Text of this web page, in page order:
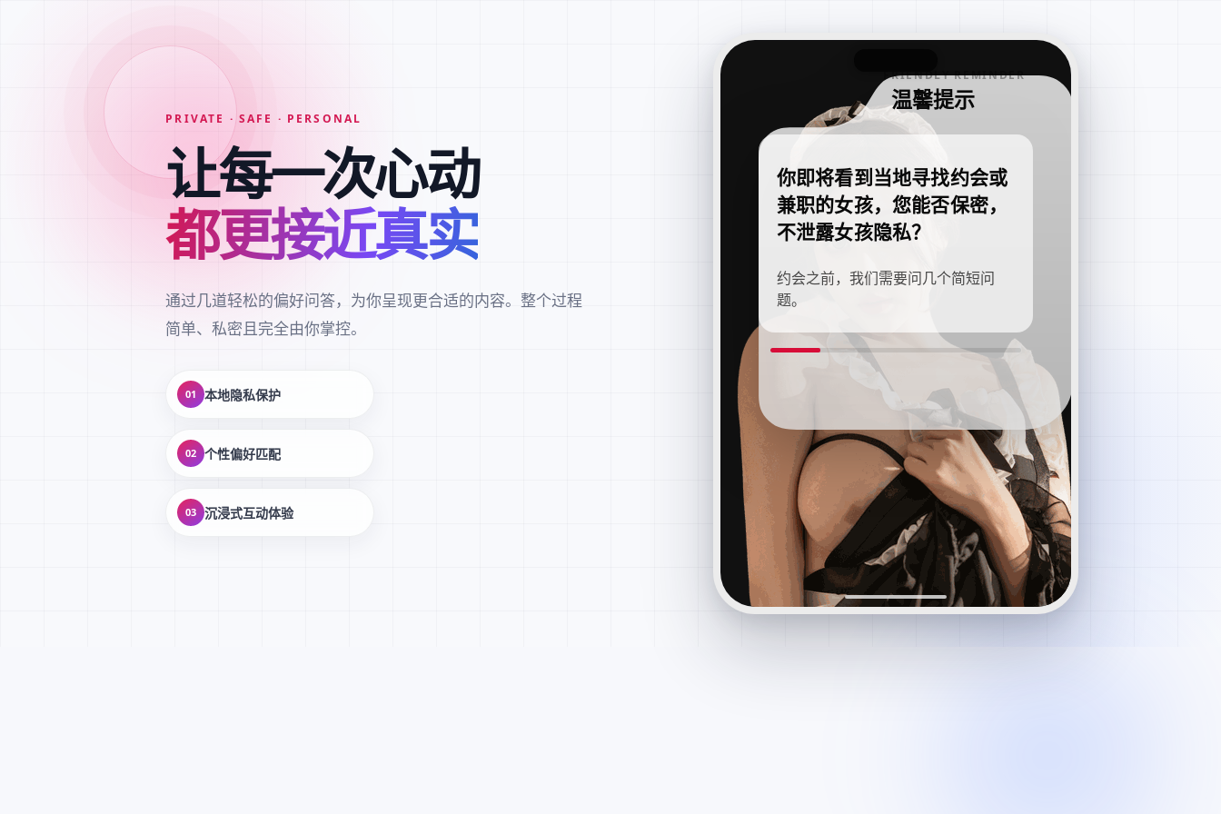
PRIVATE · SAFE · PERSONAL
让每一次心动
都更接近真实
通过几道轻松的偏好问答，为你呈现更合适的内容。整个过程
简单、私密且完全由你掌控。
01 本地隐私保护
02 个性偏好匹配
03 沉浸式互动体验
FRIENDLY REMINDER
温馨提示
你即将看到当地寻找约会或
兼职的女孩，您能否保密，
不泄露女孩隐私？
约会之前，我们需要问几个简短问
题。